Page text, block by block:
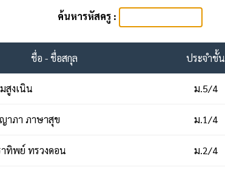
ค้นหารหัสครู :
ชื่อ - ชื่อสกุล ประจำชั้น
สูงเนิน ม.5/4
าภา ภาษาสุข ม.1/4
าทิพย์ ทรวงดอน ม.2/4